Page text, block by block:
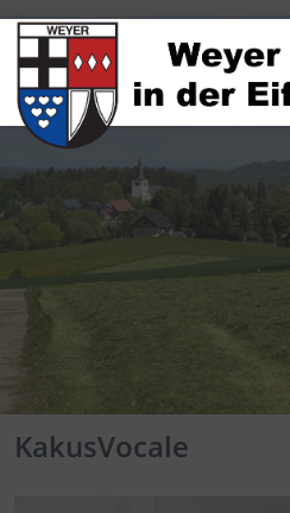
KakusVocale